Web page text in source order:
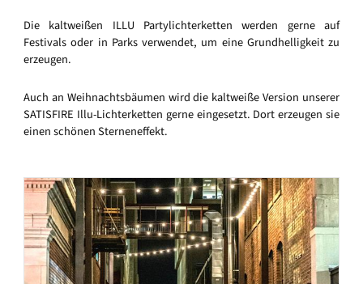
Die kaltweißen ILLU Partylichterketten werden gerne auf
Festivals oder in Parks verwendet, um eine Grundhelligkeit zu
erzeugen.
Auch an Weihnachtsbäumen wird die kaltweiße Version unserer
SATISFIRE Illu-Lichterketten gerne eingesetzt. Dort erzeugen sie
einen schönen Sterneneffekt.